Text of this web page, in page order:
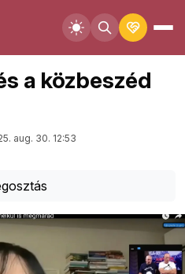
a közbeszéd
aug. 30. 12:53